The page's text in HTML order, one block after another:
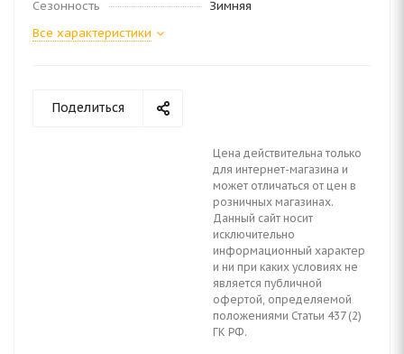
Сезонность
Зимняя
Все характеристики
Поделиться
Цена действительна только
для интернет-магазина и
может отличаться от цен в
розничных магазинах.
Данный сайт носит
исключительно
информационный характер
и ни при каких условиях не
является публичной
офертой, определяемой
положениями Статьи 437 (2)
ГК РФ.